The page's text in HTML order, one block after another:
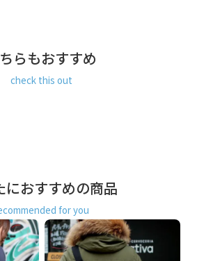
オールシーズン使える、ユニセックスなカラー
らもおすすめ
check this out
におすすめの商品
for you